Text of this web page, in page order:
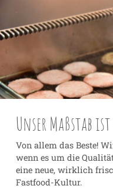
Unser Maßstab
Von allem das Beste!
wenn es um die
eine neue, wirklich
Fastfood-Kultur.